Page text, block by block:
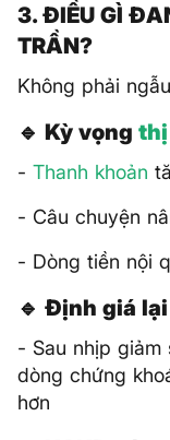
3. ĐIỀU GÌ
TRẦN?
Không phải
🔹 Kỳ vọng
- Thanh khoản
- Câu chuyện
- Dòng tiền nội
🔹 Định giá
- Sau nhịp giảm
dòng chứng
hơn